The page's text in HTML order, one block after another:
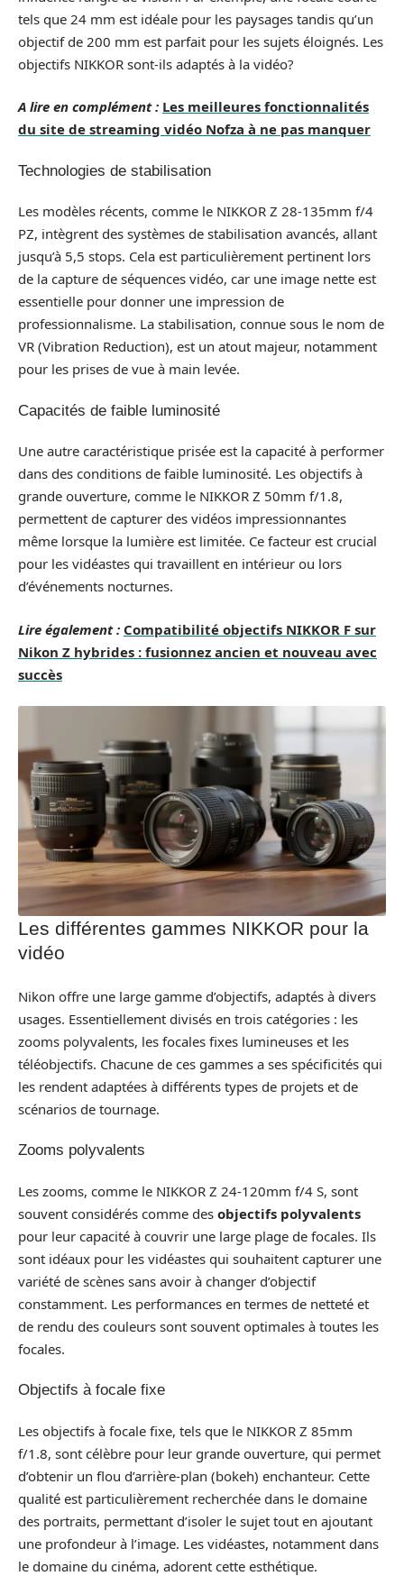
tels que 24 mm est idéale pour les paysages tandis qu’un
objectif de 200 mm est parfait pour les sujets éloignés. Les
objectifs NIKKOR sont-ils adaptés à la vidéo?
A lire en complément : Les meilleures fonctionnalités
du site de streaming vidéo Nofza à ne pas manquer
Technologies de stabilisation
Les modèles récents, comme le NIKKOR Z 28-135mm f/4
PZ, intègrent des systèmes de stabilisation avancés, allant
jusqu’à 5,5 stops. Cela est particulièrement pertinent lors
de la capture de séquences vidéo, car une image nette est
essentielle pour donner une impression de
professionnalisme. La stabilisation, connue sous le nom de
VR (Vibration Reduction), est un atout majeur, notamment
pour les prises de vue à main levée.
Capacités de faible luminosité
Une autre caractéristique prisée est la capacité à performer
dans des conditions de faible luminosité. Les objectifs à
grande ouverture, comme le NIKKOR Z 50mm f/1.8,
permettent de capturer des vidéos impressionnantes
même lorsque la lumière est limitée. Ce facteur est crucial
pour les vidéastes qui travaillent en intérieur ou lors
d’événements nocturnes.
Lire également : Compatibilité objectifs NIKKOR F sur
Nikon Z hybrides : fusionnez ancien et nouveau avec
succès
Les différentes gammes NIKKOR pour la
vidéo
Nikon offre une large gamme d’objectifs, adaptés à divers
usages. Essentiellement divisés en trois catégories : les
zooms polyvalents, les focales fixes lumineuses et les
téléobjectifs. Chacune de ces gammes a ses spécificités qui
les rendent adaptées à différents types de projets et de
scénarios de tournage.
Zooms polyvalents
Les zooms, comme le NIKKOR Z 24-120mm f/4 S, sont
souvent considérés comme des objectifs polyvalents
pour leur capacité à couvrir une large plage de focales. Ils
sont idéaux pour les vidéastes qui souhaitent capturer une
variété de scènes sans avoir à changer d’objectif
constamment. Les performances en termes de netteté et
de rendu des couleurs sont souvent optimales à toutes les
focales.
Objectifs à focale fixe
Les objectifs à focale fixe, tels que le NIKKOR Z 85mm
f/1.8, sont célèbre pour leur grande ouverture, qui permet
d’obtenir un flou d’arrière-plan (bokeh) enchanteur. Cette
qualité est particulièrement recherchée dans le domaine
des portraits, permettant d’isoler le sujet tout en ajoutant
une profondeur à l’image. Les vidéastes, notamment dans
le domaine du cinéma, adorent cette esthétique.